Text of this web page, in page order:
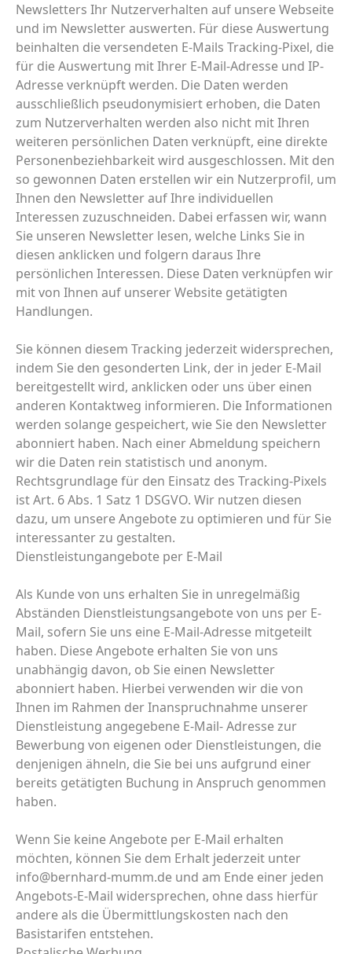
Newsletters Ihr Nutzerverhalten auf unsere Webseite
und im Newsletter auswerten. Für diese Auswertung
beinhalten die versendeten E-Mails Tracking-Pixel, die
für die Auswertung mit Ihrer E-Mail-Adresse und IP-
Adresse verknüpft werden. Die Daten werden
ausschließlich pseudonymisiert erhoben, die Daten
zum Nutzerverhalten werden also nicht mit Ihren
weiteren persönlichen Daten verknüpft, eine direkte
Personenbeziehbarkeit wird ausgeschlossen. Mit den
so gewonnen Daten erstellen wir ein Nutzerprofil, um
Ihnen den Newsletter auf Ihre individuellen
Interessen zuzuschneiden. Dabei erfassen wir, wann
Sie unseren Newsletter lesen, welche Links Sie in
diesen anklicken und folgern daraus Ihre
persönlichen Interessen. Diese Daten verknüpfen wir
mit von Ihnen auf unserer Website getätigten
Handlungen.
Sie können diesem Tracking jederzeit widersprechen,
indem Sie den gesonderten Link, der in jeder E-Mail
bereitgestellt wird, anklicken oder uns über einen
anderen Kontaktweg informieren. Die Informationen
werden solange gespeichert, wie Sie den Newsletter
abonniert haben. Nach einer Abmeldung speichern
wir die Daten rein statistisch und anonym.
Rechtsgrundlage für den Einsatz des Tracking-Pixels
ist Art. 6 Abs. 1 Satz 1 DSGVO. Wir nutzen diesen
dazu, um unsere Angebote zu optimieren und für Sie
interessanter zu gestalten.
Dienstleistungangebote per E-Mail
Als Kunde von uns erhalten Sie in unregelmäßig
Abständen Dienstleistungsangebote von uns per E-
Mail, sofern Sie uns eine E-Mail-Adresse mitgeteilt
haben. Diese Angebote erhalten Sie von uns
unabhängig davon, ob Sie einen Newsletter
abonniert haben. Hierbei verwenden wir die von
Ihnen im Rahmen der Inanspruchnahme unserer
Dienstleistung angegebene E-Mail- Adresse zur
Bewerbung von eigenen oder Dienstleistungen, die
denjenigen ähneln, die Sie bei uns aufgrund einer
bereits getätigten Buchung in Anspruch genommen
haben.
Wenn Sie keine Angebote per E-Mail erhalten
möchten, können Sie dem Erhalt jederzeit unter
info@bernhard-mumm.de und am Ende einer jeden
Angebots-E-Mail widersprechen, ohne dass hierfür
andere als die Übermittlungskosten nach den
Basistarifen entstehen.